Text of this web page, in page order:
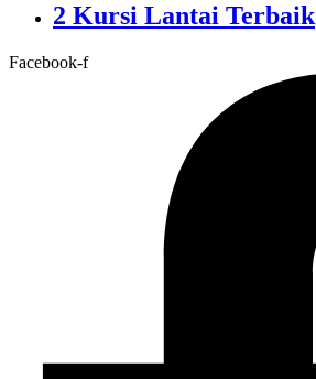
2 Kursi Lantai Terbaik
Facebook-f